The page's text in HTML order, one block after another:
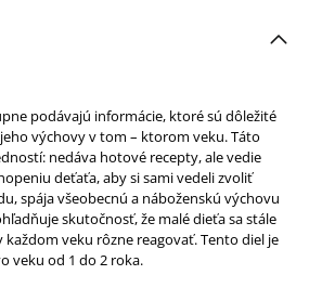
podávajú informácie, ktoré sú dôležité
výchovy v tom – ktorom veku. Táto
nedáva hotové recepty, ale vedie
deťaťa, aby si sami vedeli zvoliť
spája všeobecnú a náboženskú výchovu
skutočnosť, že malé dieťa sa stále
každom veku rôzne reagovať. Tento diel je
veku od 1 do 2 roka.